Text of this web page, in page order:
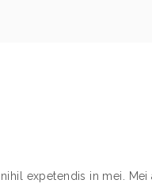
expetendis in mei.